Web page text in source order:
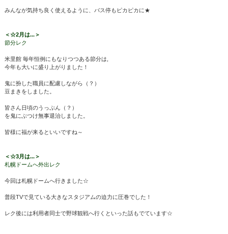
みんなが気持ち良く使えるように、バス停もピカピカに★
＜☆2月は...＞
節分レク
米里館 毎年恒例にもなりつつある節分は,
今年も大いに盛り上がりました！
鬼に扮した職員に配慮しながら（？）
豆まきをしました。
皆さん日頃のうっぷん（？）
を鬼にぶつけ無事退治しました。
皆様に福が来るといいですね～
＜☆3月は...＞
札幌ドームへ外出レク
今回は札幌ドームへ行きました☆
普段TVで見ている大きなスタジアムの迫力に圧巻でした！
レク後には利用者同士で野球観戦へ行くといった話もでています☆